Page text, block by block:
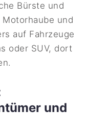
Bürste und
und
auf Fahrzeuge
oder SUV, dort
und